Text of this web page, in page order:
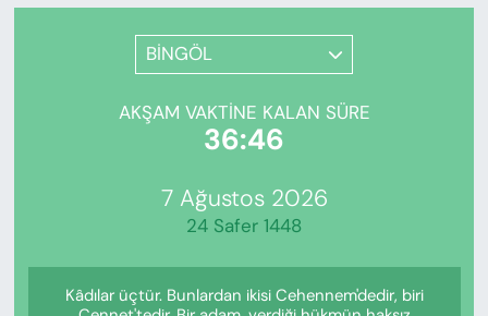
BİNGÖL
AKŞAM VAKTINE KALAN SÜRE
36:46
7 Ağustos 2026
24 Safer 1448
Kâdılar üçtür. Bunlardan ikisi Cehennem'dedir, biri
YENİ MEDYADA EMEK
GAZETECİLİĞİNİ GELİŞTİRMEK
EĞİTİM
Trafik Durumu
Süper Lig Puan Durumu ve Fikstür
Tüm Manşetler
Haber Arşivi